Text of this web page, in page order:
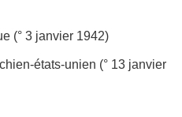
(° 3 janvier 1942)
états-unien (° 13 janvier